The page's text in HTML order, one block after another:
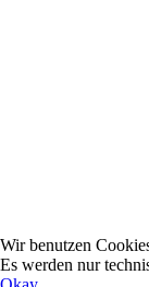
Wir benutzen
Es werden nur